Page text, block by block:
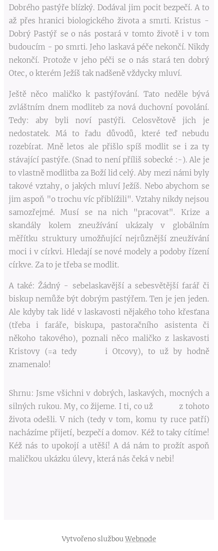
Dobrého pastýře blízký. Dodával jim pocit bezpečí. A to
až přes hranici biologického života a smrti. Kristus -
Dobrý Pastýř se o nás postará v tomto životě i v tom
budoucím - po smrti. Jeho laskavá péče nekončí. Nikdy
nekončí. Protože v jeho péči se o nás stará ten dobrý
Otec, o kterém Ježíš tak nadšeně vždycky mluví.
Ještě něco maličko k pastýřování. Tato neděle bývá
zvláštním dnem modliteb za nová duchovní povolání.
Tedy: aby byli noví pastýři. Celosvětově jich je
nedostatek. Má to řadu důvodů, které teď nebudu
rozebírat. Mně letos ale přišlo spíš modlit se i za ty
stávající pastýře. (Snad to není příliš sobecké :-). Ale je
to vlastně modlitba za Boží lid celý. Aby mezi námi byly
takové vztahy, o jakých mluví Ježíš. Nebo abychom se
jim aspoň "o trochu víc přiblížili". Vztahy nikdy nejsou
samozřejmé. Musí se na nich "pracovat". Krize a
skandály kolem zneužívání ukázaly v globálním
měřítku struktury umožňující nejrůznější zneužívání
moci i v církvi. Hledají se nové modely a podoby řízení
církve. Za to je třeba se modlit.
A také: Žádný - sebelaskavější a sebesvětější farář či
biskup nemůže být dobrým pastýřem. Ten je jen jeden.
Ale kdyby tak lidé v laskavosti nějakého toho křesťana
(třeba i faráře, biskupa, pastoračního asistenta či
někoho takového), poznali něco maličko z laskavosti
Kristovy (=a tedy i Otcovy), to už by hodně
znamenalo!
Shrnu: Jsme všichni v dobrých, laskavých, mocných a
silných rukou. My, co žijeme. I ti, co už z tohoto
života odešli. V nich (tedy v tom, komu ty ruce patří)
nacházíme přijetí, bezpečí a domov. Kéž to taky cítíme!
Kéž nás to upokojí a utěší! A dá nám to prožít aspoň
maličkou ukázku úlevy, která nás čeká v nebi!
Vytvořeno službouWebnode